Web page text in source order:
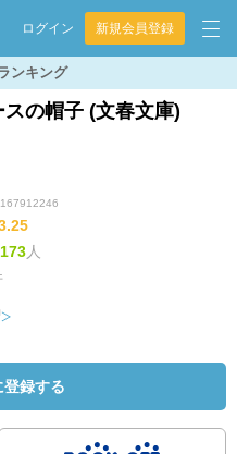
ログイン 新規会員登録
ンキング
スの帽子 (文春文庫)
173人
登録する